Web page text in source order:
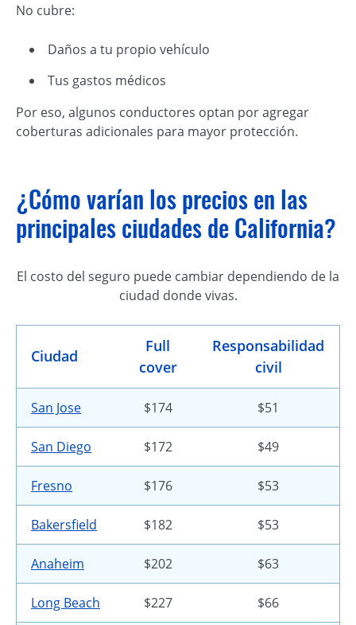
No cubre:
Daños a tu propio vehículo
Tus gastos médicos
Por eso, algunos conductores optan por agregar
coberturas adicionales para mayor protección.
¿Cómo varían los precios en las
principales ciudades de California?
El costo del seguro puede cambiar dependiendo de la
ciudad donde vivas.
Ciudad
Full
cover
Responsabilidad
civil
San Jose $174 $51
San Diego $172 $49
Fresno $176 $53
Bakersfield $182 $53
Anaheim $202 $63
Long Beach $227 $66